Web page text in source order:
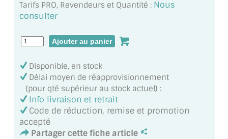
MIROIR DE SALLE DE BAIN
MIROIR POUR SALLE DE DANSE
MIROIR ENCADRÉ
MIROIR TV
Tarifs PRO, Revendeurs et Quantité : Nous
consulter
Disponible, en stock
Délai moyen de réapprovisionnement
(pour qté supérieur au stock actuel) :
Info livraison et retrait
Code de réduction, remise et promotion
accepté
Partager cette fiche article